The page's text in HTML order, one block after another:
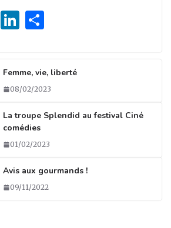
X
Li
e
dI
n
g
er
Femme, vie, liberté
08/02/2023
La troupe Splendid au festival Ciné
comédies
01/02/2023
Avis aux gourmands !
09/11/2022